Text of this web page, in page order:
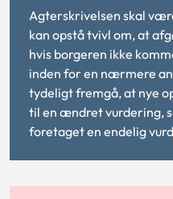
Agterskrivelsen skal
kan opstå tvivl om, at
hvis borgeren ikke
inden for en nærmere
tydeligt fremgå, at nye
til en ændret vurdering,
foretaget en endelig